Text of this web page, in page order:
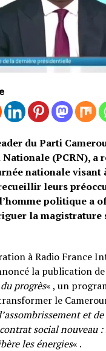
du Parti
(PCRN), a
nationale visant
leurs
politique a
la magistrature
à Radio France
la publication de
progrès« , un
le
et
social nouveau
les énergies« .